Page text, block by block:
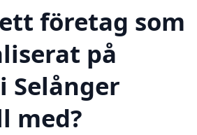
företag som
på
Selånger
med?